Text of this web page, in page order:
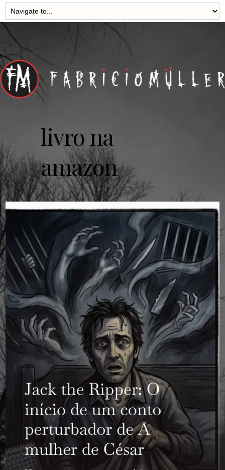
livro na
amazon